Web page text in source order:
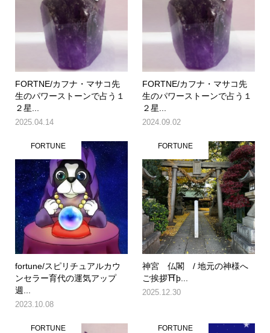
FORTNE/カフナ・マサコ先
生のパワーストーンで占う１
２星...
2025.04.14
FORTNE/カフナ・マサコ先
生のパワーストーンで占う１
２星...
2024.09.02
FORTUNE
fortune/スピリチュアルカウ
ンセラー育代の運気アップ
週...
2023.10.08
FORTUNE
神宮 仏閣 / 地元の神様へ
ご挨拶⛩þ...
2025.12.30
FORTUNE FORTUNE